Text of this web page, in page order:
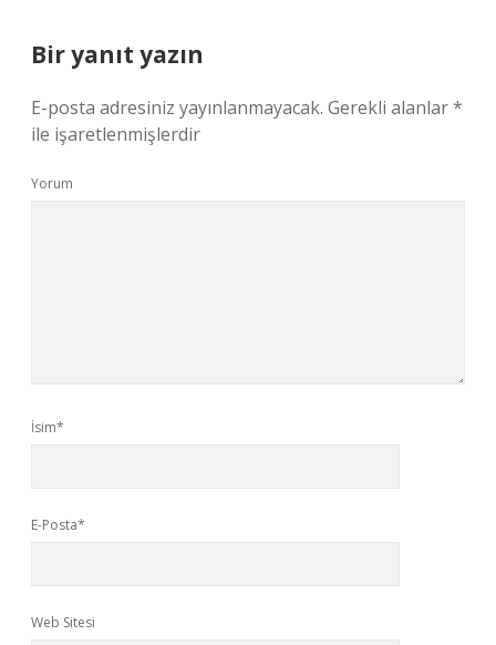
Bir yanıt yazın
E-posta adresiniz yayınlanmayacak. Gerekli alanlar*
ile işaretlenmişlerdir
Yorum
İsim*
E-Posta*
Web Sitesi